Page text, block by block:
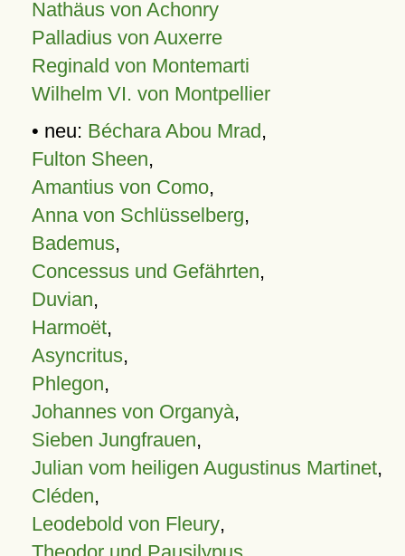
Nathäus von Achonry
Palladius von Auxerre
Reginald von Montemarti
Wilhelm VI. von Montpellier
• neu: Béchara Abou Mrad,
Fulton Sheen,
Amantius von Como,
Anna von Schlüsselberg,
Bademus,
Concessus und Gefährten,
Duvian,
Harmoët,
Asyncritus,
Phlegon,
Johannes von Organyà,
Sieben Jungfrauen,
Julian vom heiligen Augustinus Martinet,
Cléden,
Leodebold von Fleury,